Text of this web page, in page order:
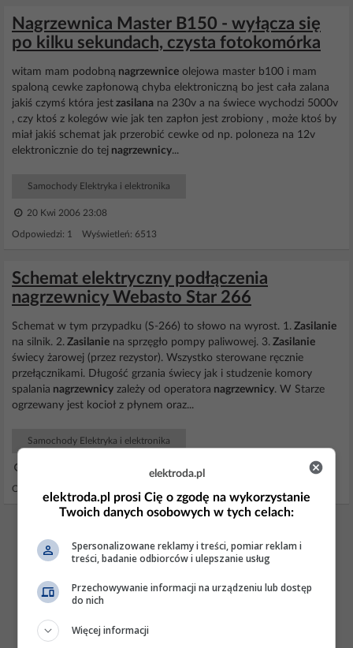
Nagrzewnica Master B150 - wyłącza się
po kilku sekundach, czysta fotokomórka
witam mam podobną nagrzewnice olejowa master b100 i mam
spaloną cewke zapłonową chyba elektroniczną bo jest cała zalana
jakiś czymś która jest zasilana na 230v a na świece wychodzi 5000v
, czy ktoś z kolegów wie jak ten zapłon jest zrobiony , może ktoś by
miał jakiś schemat jak przerobić cewke od np. poloneza na 12v
elektronicznie do tej nagrzewnicy...
Samochody Elektryka i elektronika
20 Kwi 2006 23:08
Odpowiedzi: 1 Wyświetleń: 6513
Schemat elektryczny podłączenia
nagrzewnicy Webasto Star 266
Schemat w tym przypadku (S-266) to słowo na wyrost. 1. Zasilanie
na silnik. 2. Zasilanie na sprzęgło pompy paliwowej. 3. Zasilanie
świecy żarowej (przez rezystor). Wszystko sterowane ręcznie
przełącznikami. Długość grzania świecy jak i studzenie komory
spalania nagrzewnicy zależy od operatora nagrzewnicy. W Starze
ogrzewany jest kocioł z płynem oraz...
Samochody Elektryka i elektronika
Odpowiedzi: 5 Wyświetleń: 8528
elektroda.pl
elektroda.pl prosi Cię o zgodę na wykorzystanie
Twoich danych osobowych w tych celach:
Spersonalizowane reklamy i treści, pomiar reklam i
treści, badanie odbiorców i ulepszanie usług
Przechowywanie informacji na urządzeniu lub dostęp
do nich
Więcej informacji